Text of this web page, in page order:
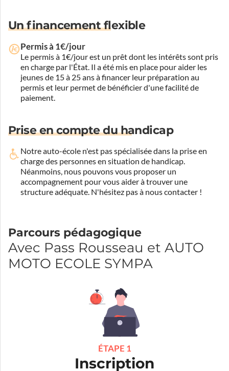
Un financement flexible
Permis à 1€/jour
Le permis à 1€/jour est un prêt dont les intérêts sont pris
en charge par l'État. Il a été mis en place pour aider les
jeunes de 15 à 25 ans à financer leur préparation au
permis et leur permet de bénéficier d'une facilité de
paiement.
Prise en compte du handicap
Notre auto-école n'est pas spécialisée dans la prise en
charge des personnes en situation de handicap.
Néanmoins, nous pouvons vous proposer un
accompagnement pour vous aider à trouver une
structure adéquate. N'hésitez pas à nous contacter !
Parcours pédagogique
Avec Pass Rousseau et AUTO
MOTO ECOLE SYMPA
ÉTAPE 1
Inscription